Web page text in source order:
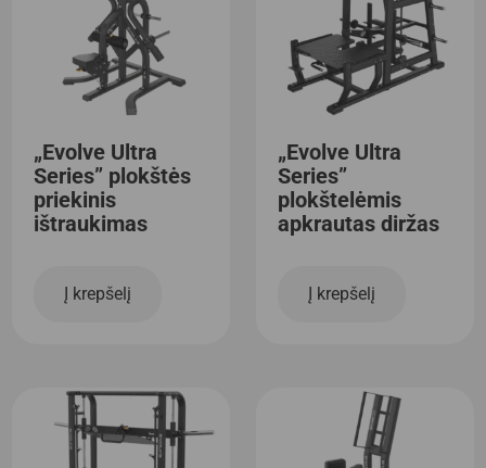
„Evolve Ultra
Series” plokštės
priekinis
ištraukimas
Į krepšelį
„Evolve Ultra
Series”
plokštelėmis
apkrautas diržas
Į krepšelį